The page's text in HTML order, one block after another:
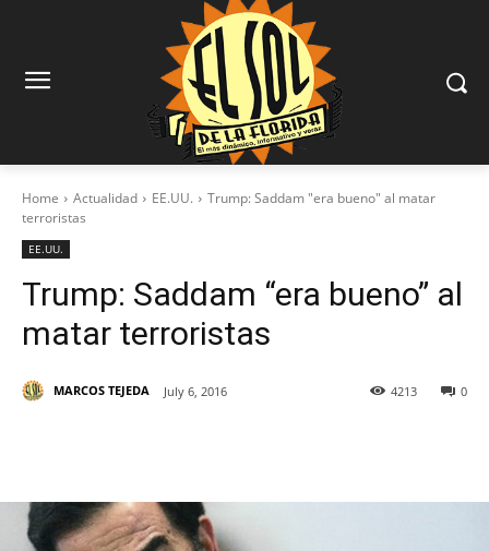
Home Actualidad EE.UU.
Trump: Saddam "era bueno" al matar
terroristas
EE.UU.
Trump: Saddam “era bueno” al
matar terroristas
MARCOS TEJEDA July 6, 2016 0
4213